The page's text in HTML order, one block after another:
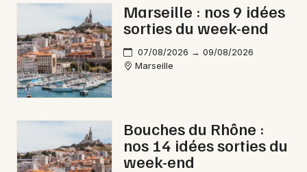
Marseille : nos 9 idées
sorties du week-end
07/08/2026 → 09/08/2026
Marseille
Bouches du Rhône :
nos 14 idées sorties du
week-end